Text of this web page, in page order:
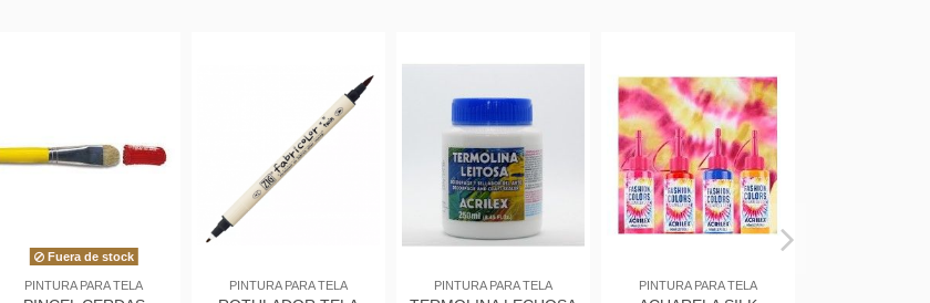
ÚTILES Y
Blocs y cuadernos PINTURA PARA TELA PINTURA PARA TELA